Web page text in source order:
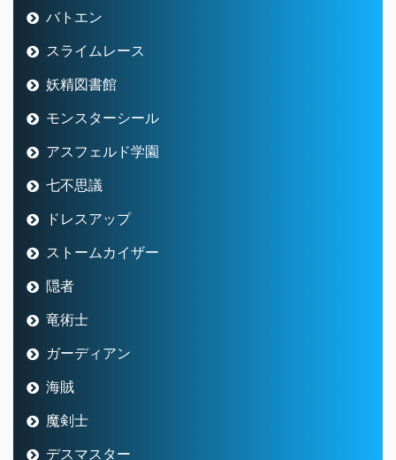
バトエン
スライムレース
妖精図書館
モンスターシール
アスフェルド学園
七不思議
ドレスアップ
ストームカイザー
隠者
竜術士
ガーディアン
海賊
魔剣士
デスマスター